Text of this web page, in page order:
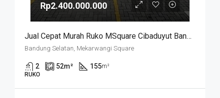
Rp2.400.000.000
Jual Cepat Murah Ruko MSquare Cibaduyut Bandung
Bandung Selatan, Mekarwangi Square
2 52m² 155m²
RUKO